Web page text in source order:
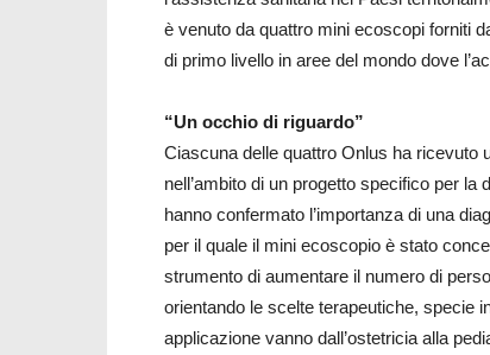
è venuto da quattro mini ecoscopi forniti
di primo livello in aree del mondo dove
“Un occhio di riguardo”
Ciascuna delle quattro Onlus ha ricevuto
nell’ambito di un progetto specifico per
hanno confermato l’importanza di una
per il quale il mini ecoscopio è stato
strumento di aumentare il numero di
orientando le scelte terapeutiche, specie
applicazione vanno dall’ostetricia alla